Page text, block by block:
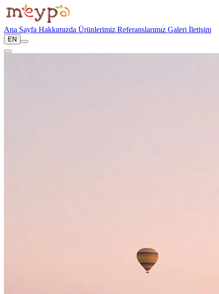
Ana Sayfa Hakkımızda Ürünlerimiz Referanslarımız Galeri İletişim
EN